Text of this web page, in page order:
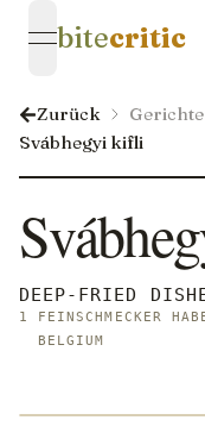
open navigation
bitecritic
Zurück Gerichte
Svábhegyi kifli
DEEP-FRIED
1 FEINSCHMECKER
BELGIUM